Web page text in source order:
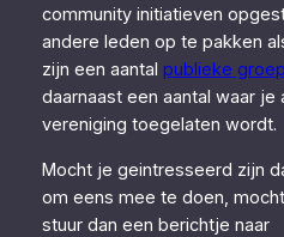
community initiatieven
andere leden op te pakken
zijn een aantal publieke
daarnaast een aantal waar je
vereniging toegelaten wordt.
Mocht je geintresseerd zijn
om eens mee te doen,
stuur dan een berichtje naar